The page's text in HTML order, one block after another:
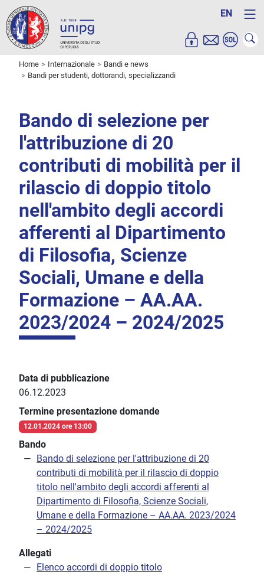
EN
Home Internazionale
Bandi e news
Bandi per studenti, dottorandi, specializzandi
Bando di selezione per
l'attribuzione di 20
contributi di mobilità per il
rilascio di doppio titolo
nell'ambito degli accordi
afferenti al Dipartimento
di Filosofia, Scienze
Sociali, Umane e della
Formazione – AA.AA.
2023/2024 – 2024/2025
Data di pubblicazione
06.12.2023
Termine presentazione domande
12.01.2024 ore 13:00
Bando
Bando di selezione per l'attribuzione di 20
contributi di mobilità per il rilascio di doppio
titolo nell'ambito degli accordi afferenti al
Dipartimento di Filosofia, Scienze Sociali,
Umane e della Formazione – AA.AA. 2023/2024
– 2024/2025
Allegati
Elenco accordi di doppio titolo